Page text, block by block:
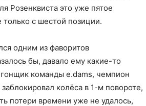
Розенквиста это уже пятое
только с шестой позиции.
одним из фаворитов
бы, давало ему какие-то
команды e.dams, чемпион
колёса в 1-м повороте,
потери времени уже не удалось,